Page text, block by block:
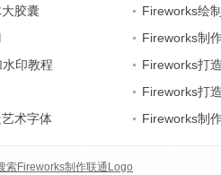
胶囊
Fireworks绘
Fireworks制
印教程
Fireworks打
Fireworks打
术字体
Fireworks制
索Fireworks制作联通Logo